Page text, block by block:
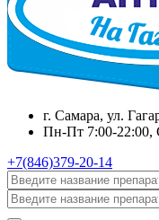
г. Самара, ул.
Пн-Пт 7:00-22:00,
+7(846)379-20-14